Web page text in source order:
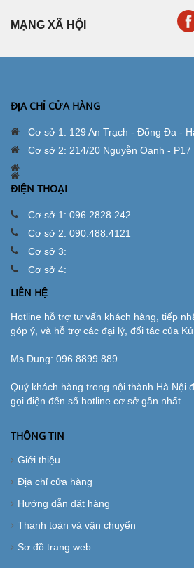
MẠNG XÃ HỘI
ĐỊA CHỈ CỬA HÀNG
Cơ sở 1: 129 An Trạch - Đống Đa -
Cơ sở 2: 214/20 Nguyễn Oanh - P17
ĐIỆN THOẠI
Cơ sở 1: 096.2828.242
Cơ sở 2: 090.488.4121
Cơ sở 3:
Cơ sở 4:
LIÊN HỆ
Hotline hỗ trợ tư vấn khách hàng, tiếp
góp ý, và hỗ trợ các đại lý, đối tác của
Ms.Dung: 096.8899.889
Quý khách hàng trong nội thành Hà Nội
gọi điện đến số hotline cơ sở gần nhất.
THÔNG TIN
Giới thiệu
Địa chỉ cửa hàng
Hướng dẫn đặt hàng
Thanh toán và vận chuyển
Sơ đồ trang web